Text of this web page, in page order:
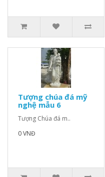
Tượng chúa đá mỹ
nghệ mẫu 6
Tượng Chúa đá m..
0 VNĐ